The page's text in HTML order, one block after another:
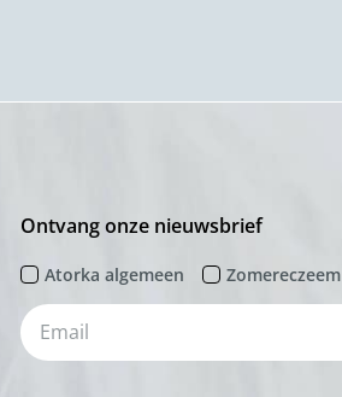
Ontvang onze nieuwsbrief
Atorka algemeen Zomereczeem